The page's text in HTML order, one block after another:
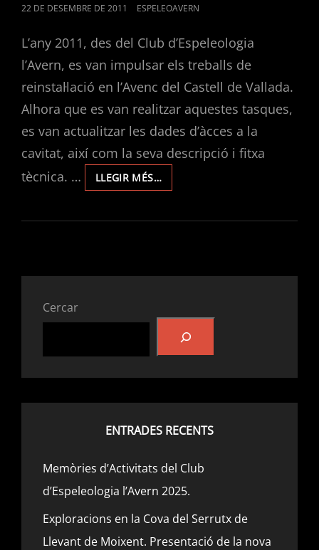
POSTED
22 DE DESEMBRE DE 2011 ESPELEOAVERN
L’any 2011, des del Club d’Espeleologia
l’Avern, es van impulsar els treballs de
reinstal·lació en l’Avenc del Castell de Vallada.
Alhora que es van realitzar aquestes tasques,
es van actualitzar les dades d’àcces a la
cavitat, així com la seva descripció i fitxa
tècnica. …
LLEGIR MÉS…TREBALLS
DE
EN
Cercar
ENTRADES RECENTS
Memòries d’Activitats del Club
d’Espeleologia l’Avern 2025.
Exploracions en la Cova del Serrutx de
Llevant de Moixent. Presentació de la nova